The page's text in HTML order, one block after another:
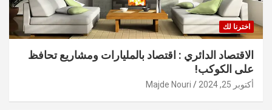
اخترنا لك
الاقتصاد الدائري : اقتصاد بالمليارات ومشاريع تحافظ
على الكوكب!
أكتوبر 25, 2024 Majde Nouri